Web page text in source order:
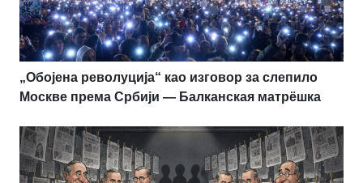
„Обојена револуција“ као изговор за слепило
Москве према Србији — Балканская матрёшка